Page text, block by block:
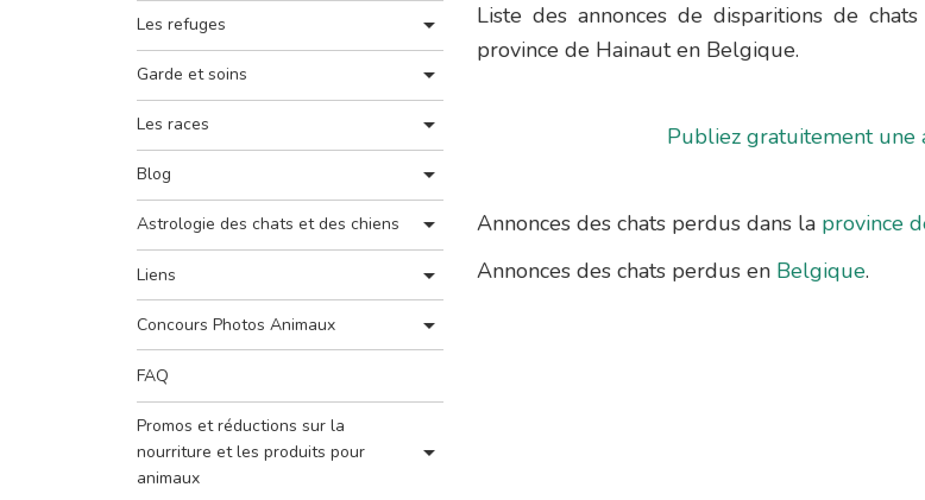
Les refuges
Garde et soins
Les races
Blog
Astrologie des chats et des chiens
Liens
Concours Photos Animaux
FAQ
Promos et réductions sur la
nourriture et les produits pour
animaux
Liste des annonces de disparitions de
province de Hainaut en Belgique.
Publiez gratuitement une
Annonces des chats perdus dans la province
Annonces des chats perdus en Belgique.